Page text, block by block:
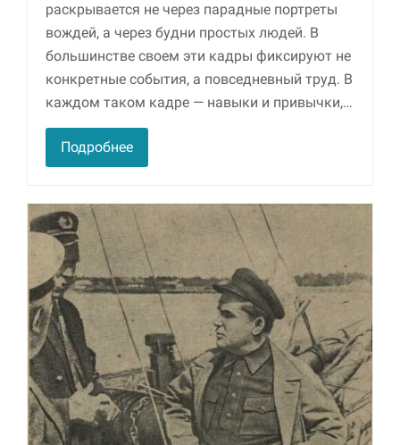
раскрывается не через парадные портреты
вождей, а через будни простых людей. В
большинстве своем эти кадры фиксируют не
конкретные события, а повседневный труд. В
каждом таком кадре — навыки и привычки,…
Подробнее
Необходимые
Использование
этих файлов cookie
обязательно. Они
Статистика и
аналитика
Для того чтобы
улучшить
функциональность
и структуру веб-
сайта, исходя из
того, как он
используется.
Пользовательский
опыт